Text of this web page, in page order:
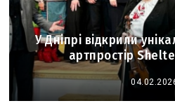
У Дніпрі відкрили
артпростір